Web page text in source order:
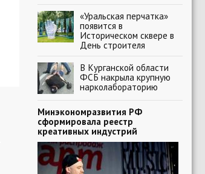
«Уральская перчатка»
появится в
Историческом сквере в
День строителя
В Курганской области
ФСБ накрыла крупную
нарколабораторию
Минэкономразвития РФ
сформировала реестр
креативных индустрий